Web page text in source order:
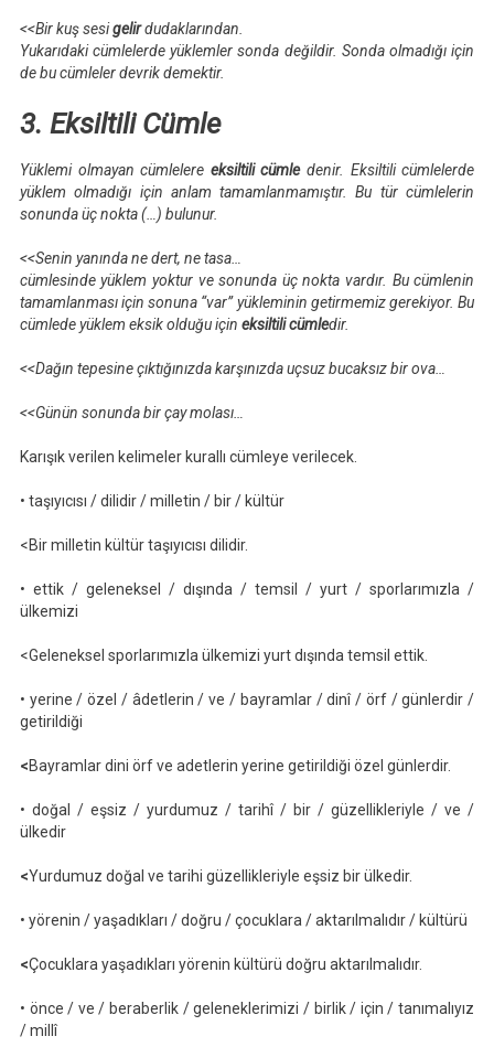
<<Bir kuş sesigelirdudaklarından.
Yukarıdaki cümlelerde yüklemler sonda değildir. Sonda olmadığı için
de bu cümleler devrik demektir.
3. Eksiltili Cümle
Yüklemi olmayan cümlelere eksiltili cümledenir. Eksiltili cümlelerde
yüklem olmadığı için anlam tamamlanmamıştır. Bu tür cümlelerin
sonunda üç nokta (…) bulunur.
<<Senin yanında ne dert, ne tasa…
cümlesinde yüklem yoktur ve sonunda üç nokta vardır. Bu cümlenin
tamamlanması için sonuna “var” yükleminin getirmemiz gerekiyor. Bu
cümlede yüklem eksik olduğu için eksiltili cümledir.
<<Dağın tepesine çıktığınızda karşınızda uçsuz bucaksız bir ova…
<<Günün sonunda bir çay molası…
Karışık verilen kelimeler kurallı cümleye verilecek.
• taşıyıcısı / dilidir / milletin / bir / kültür
<Bir milletin kültür taşıyıcısı dilidir.
• ettik / geleneksel / dışında / temsil / yurt / sporlarımızla /
ülkemizi
<Geleneksel sporlarımızla ülkemizi yurt dışında temsil ettik.
• yerine / özel / âdetlerin / ve / bayramlar / dinî / örf / günlerdir /
getirildiği
<Bayramlar dini örf ve adetlerin yerine getirildiği özel günlerdir.
• doğal / eşsiz / yurdumuz / tarihî / bir / güzellikleriyle / ve /
ülkedir
<Yurdumuz doğal ve tarihi güzellikleriyle eşsiz bir ülkedir.
• yörenin / yaşadıkları / doğru / çocuklara / aktarılmalıdır / kültürü
<Çocuklara yaşadıkları yörenin kültürü doğru aktarılmalıdır.
• önce / ve / beraberlik / geleneklerimizi / birlik / için / tanımalıyız
/ millî